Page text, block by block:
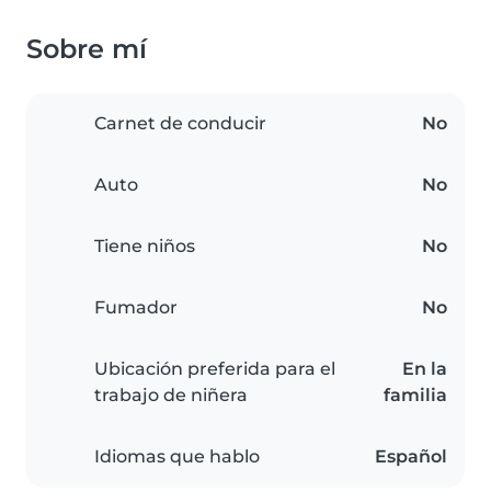
Sobre mí
Carnet de conducir No
Auto No
Tiene niños No
Fumador No
Ubicación preferida para el
trabajo de niñera
En la
familia
Idiomas que hablo Español